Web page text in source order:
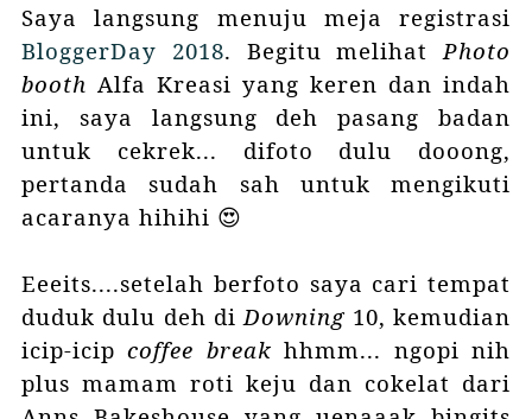
Saya langsung menuju meja registrasi
BloggerDay 2018. Begitu melihat
Photo
booth Alfa Kreasi yang keren dan indah
ini, saya langsung deh pasang badan
untuk cekrek... difoto dulu dooong,
pertanda sudah sah untuk mengikuti
acaranya hihihi 😍
Eeeits....setelah berfoto saya cari tempat
duduk dulu deh di Downing 10, kemudian
icip-icipcoffee break hhmm... ngopi nih
plus mamam roti keju dan cokelat dari